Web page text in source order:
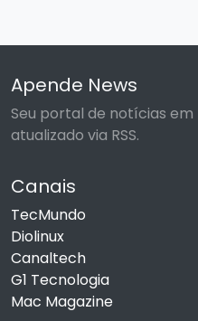
Apende News
Seu portal de notícias
atualizado via RSS.
Canais
TecMundo
Diolinux
Canaltech
G1 Tecnologia
Mac Magazine